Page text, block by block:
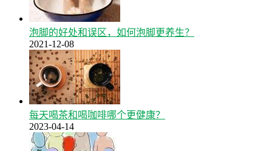
泡脚的好处和误区，如何泡脚更养生？
2021-12-08
每天喝茶和喝咖啡哪个更健康？
2023-04-14